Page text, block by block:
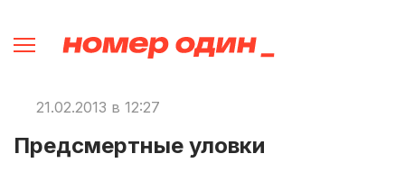
21.02.2013 в 12:27
Предсмертные уловки